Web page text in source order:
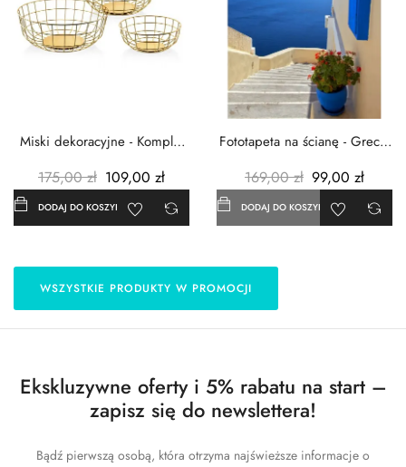
Miski dekoracyjne - Komplet
175,00 zł 109,00 zł
DODAJ DO KOSZYKA
Fototapeta na ścianę - Grecja
169,00 zł 99,00 zł
DODAJ DO KOSZYKA
WSZYSTKIE PRODUKTY W PROMOCJI
Ekskluzywne oferty i 5% rabatu na start –
zapisz się do newslettera!
Bądź pierwszą osobą, która otrzyma najświeższe informacje o